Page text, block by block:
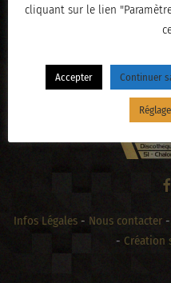
Infos Légales - Nous contacter -
- Création
cliquant sur le lien
Accepter Continuer